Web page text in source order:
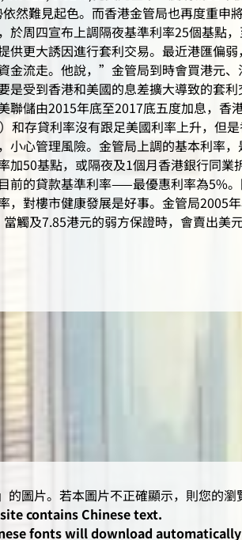
難見起色。而香港金管局也再度重申
周四宣布上調隔夜基準利率25個基點
更大誘因進行套利交易。最近港匯偏
流走。他說，”金管局到時會買港元
受到香港和美國的息差擴大導致的套
儲由2015年底至2017底五度加息，香
存貸利率沒有跟足美國利率上升，但
心管理風險。金管局上調的基本利率
50基點，或隔夜及1個月香港銀行同
前的貸款基準利率——最優惠利率為5%
對樓市健康發展是好事。金管局2005
觸及7.85港元的弱方保證時，會賣出美
contains Chinese text.
fonts will download